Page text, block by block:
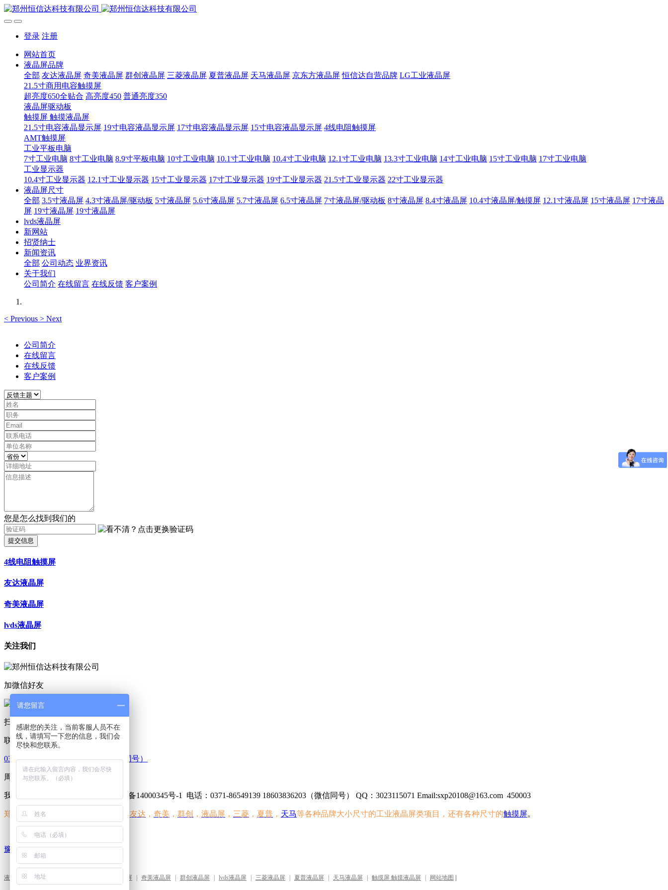
登录 注册
网站首页
液晶屏品牌
全部 友达液晶屏 奇美液晶屏 群创液晶屏 三菱液晶屏 夏普液晶屏 天马液晶屏 京东方液晶屏 恒信达自营品牌 LG工业液晶屏
21.5寸商用电容触摸屏
超亮度650全贴合 高亮度450 普通亮度350
液晶屏驱动板
触摸屏 触摸液晶屏
21.5寸电容液晶显示屏 19寸电容液晶显示屏 17寸电容液晶显示屏 15寸电容液晶显示屏 4线电阻触摸屏
AMT触摸屏
工业平板电脑
7寸工业电脑 8寸工业电脑 8.9寸平板电脑 10寸工业电脑 10.1寸工业电脑 10.4寸工业电脑 12.1寸工业电脑 13.3寸工业电脑 14寸工业电脑 15寸工业电脑 17寸工业电脑
工业显示器
10.4寸工业显示器 12.1寸工业显示器 15寸工业显示器 17寸工业显示器 19寸工业显示器 21.5寸工业显示器 22寸工业显示器
液晶屏尺寸
全部 3.5寸液晶屏 4.3寸液晶屏/驱动板 5寸液晶屏 5.6寸液晶屏 5.7寸液晶屏 6.5寸液晶屏 7寸液晶屏/驱动板 8寸液晶屏 8.4寸液晶屏 10.4寸液晶屏/触摸屏 12.1寸液晶屏 15寸液晶屏 17寸液晶
屏 19寸液晶屏 19寸液晶屏
lvds液晶屏
新网站
招贤纳士
新闻资讯
全部 公司动态 业界资讯
关于我们
公司简介 在线留言 在线反馈 客户案例
< Previous > Next
公司简介
在线留言
在线反馈
客户案例
您是怎么找到我们的
提交信息
4线电阻触摸屏
友达液晶屏
奇美液晶屏
lvds液晶屏
关注我们
加微信好友
扫码咨询
联系我们
0371-86549139 18603836203（微信同号）
周一至周五 09：00-18：00
我的网站 版权所有 2013-2016 豫ICP备14000345号-1 电话：0371-86549139 18603836203（微信同号） QQ：3023115071 Email:sxp20108@163.com 450003
郑州恒信达科技有限公司经营范围 友达 ， 奇美 ， 群创 ， 液晶屏 ， 三菱 ， 夏普 ， 天马等各种品牌大小尺寸的工业液晶屏类项目，还有各种尺寸的触摸屏。
豫ICP备14000345号-1
液晶屏驱动板 | 4线电阻式触摸屏 奇美液晶屏 群创液晶屏 lvds液晶屏 三菱液晶屏 夏普液晶屏 天马液晶屏 触摸屏 触摸液晶屏 网站地图
请您留言
感谢您的关注，当前客服人员不在
线，请填写一下您的信息，我们会
尽快和您联系。